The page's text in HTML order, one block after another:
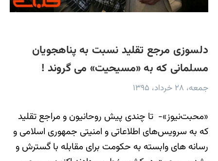
دلسوزی مرجع تقلید نسبت به پناهجویان
مسلمانی که به «مسیحیت» می گروند !
جمعه، ۲۸ خرداد، ۱۳۹۵
«محبت‌نیوز»- تا چندی پیش روحانیون و مراجع تقلید
که به سرویس‌های اطلاعاتی و امنیتی جمهوری اسلامی و
رسانه های وابسته به حکومت برای مقابله با گسترش و